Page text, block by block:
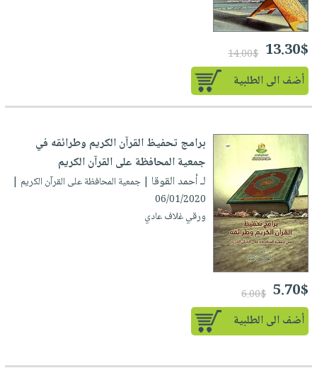
13.30$
14.00$
أضف الى الطلبية
برامج تحفيظ القرآن الكريم وطرائقه في
جمعية المحافظة على القرآن الكريم
لـ أحمد القوقا | جمعية المحافظة على القرآن الكريم |
06/01/2020
ورقي غلاف عادي
5.70$
6.00$
أضف الى الطلبية